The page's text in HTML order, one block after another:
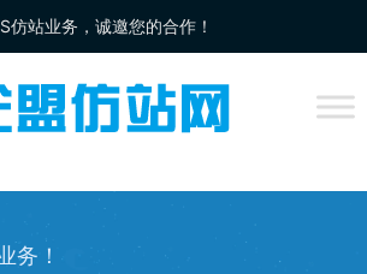
仿站业务，诚邀您的合作！
DEDECMS仿站 、WORDPRESS仿站
迎您的访问！
务！